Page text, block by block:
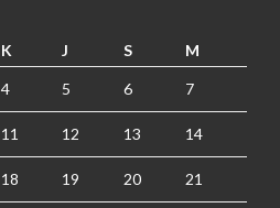
K J S M
4 5 6 7
11 12 13 14
18 19 20 21